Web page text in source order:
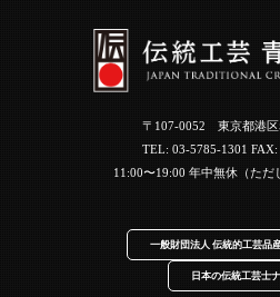
〒107-0052 東京都港区
TEL: 03-5785-1301 FAX:
11:00〜19:00 年中無休（ただ
一般財団法人 伝統的工芸品
日本の伝統工芸士